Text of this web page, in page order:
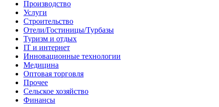
Производство
Услуги
Строительство
Отели/Гостиницы/Турбазы
Туризм и отдых
IT и интернет
Инновационные технологии
Медицина
Оптовая торговля
Прочее
Сельское хозяйство
Финансы